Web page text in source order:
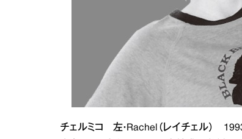
チェルミコ 左・Rachel（レイチェル）